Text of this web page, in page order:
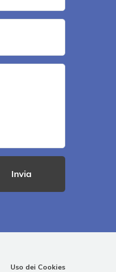
Invia
Uso dei Cookies